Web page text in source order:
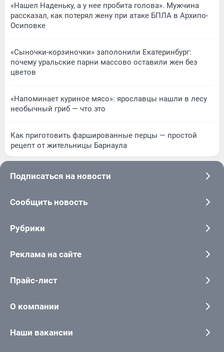
«Нашел Наденьку, а у нее пробита голова». Мужчина
рассказал, как потерял жену при атаке БПЛА в Архипо-
Осиповке
«Сыночки-корзиночки» заполонили Екатеринбург:
почему уральские парни массово оставили жен без
цветов
«Напоминает куриное мясо»: ярославцы нашли в лесу
необычный гриб — что это
Как приготовить фаршированные перцы — простой
рецепт от жительницы Барнаула
Подписаться на новости
Сообщить новость
Рубрики
Реклама на сайте
Прайс-лист
О компании
Наши вакансии